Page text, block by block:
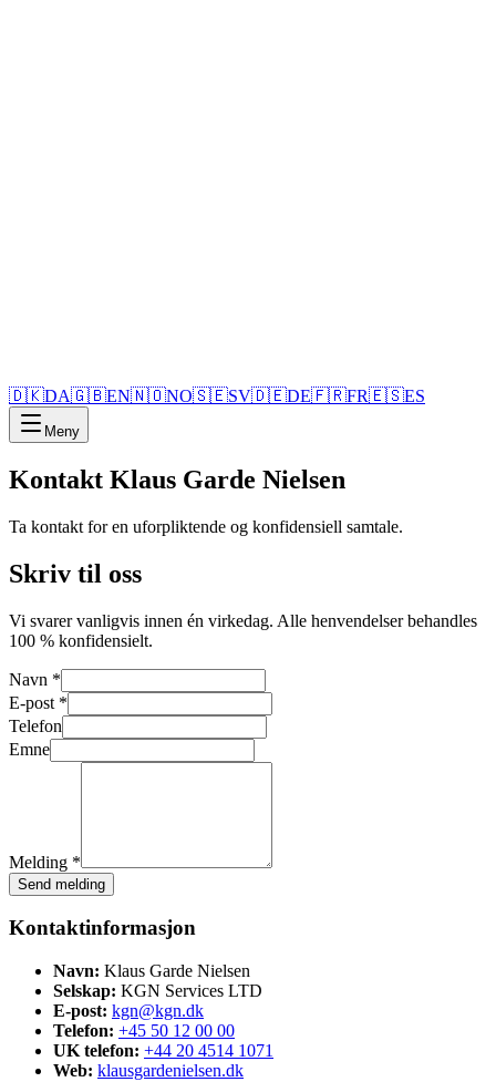
🇩🇰DA🇬🇧EN🇳🇴NO🇸🇪SV🇩🇪DE🇫🇷FR🇪🇸ES
Meny
Kontakt Klaus Garde Nielsen
Ta kontakt for en uforpliktende og konfidensiell samtale.
Skriv til oss
Vi svarer vanligvis innen én virkedag. Alle henvendelser behandles
100 % konfidensielt.
Navn *
E-post *
Telefon
Emne
Melding *
Send melding
Kontaktinformasjon
Navn: Klaus Garde Nielsen
Selskap: KGN Services LTD
E-post: kgn@kgn.dk
Telefon: +45 50 12 00 00
UK telefon: +44 20 4514 1071
Web: klausgardenielsen.dk